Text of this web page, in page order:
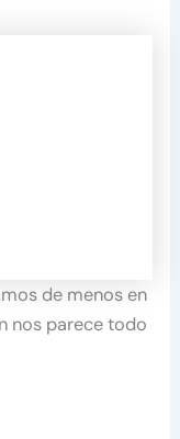
de menos en
nos parece todo